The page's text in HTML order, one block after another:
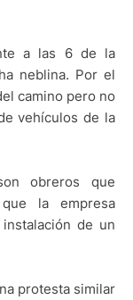
a las 6 de la
neblina. Por el
camino pero no
vehículos de la
obreros que
la empresa
de un
protesta similar